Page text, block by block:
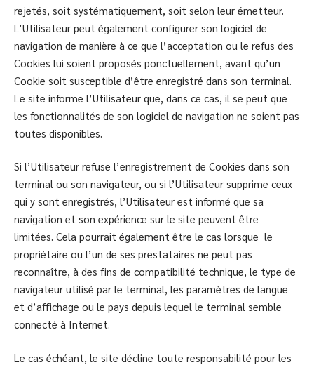
rejetés, soit systématiquement, soit selon leur émetteur.
L’Utilisateur peut également configurer son logiciel de
navigation de manière à ce que l’acceptation ou le refus des
Cookies lui soient proposés ponctuellement, avant qu’un
Cookie soit susceptible d’être enregistré dans son terminal.
Le site informe l’Utilisateur que, dans ce cas, il se peut que
les fonctionnalités de son logiciel de navigation ne soient pas
toutes disponibles.
Si l’Utilisateur refuse l’enregistrement de Cookies dans son
terminal ou son navigateur, ou si l’Utilisateur supprime ceux
qui y sont enregistrés, l’Utilisateur est informé que sa
navigation et son expérience sur le site peuvent être
limitées. Cela pourrait également être le cas lorsque le
propriétaire ou l’un de ses prestataires ne peut pas
reconnaître, à des fins de compatibilité technique, le type de
navigateur utilisé par le terminal, les paramètres de langue
et d’affichage ou le pays depuis lequel le terminal semble
connecté à Internet.
Le cas échéant, le site décline toute responsabilité pour les